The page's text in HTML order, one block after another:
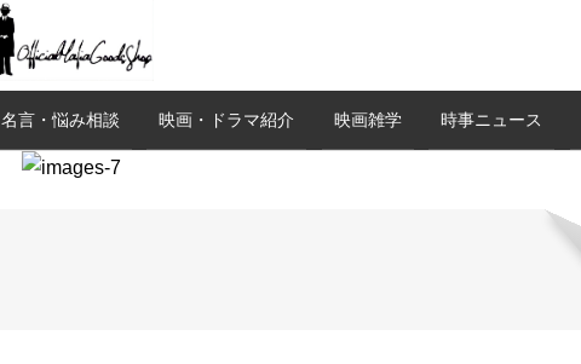
名言・悩み相談 映画・ドラマ紹介 映画雑学 時事ニュース